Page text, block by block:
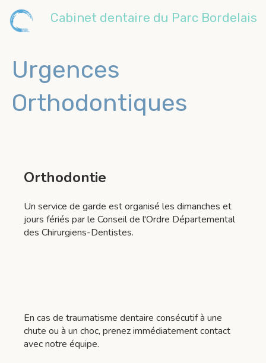
Cabinet dentaire du Parc Bordelais
Urgences
Orthodontiques
Orthodontie
Un service de garde est organisé les dimanches et
jours fériés par le Conseil de l'Ordre Départemental
des Chirurgiens-Dentistes.
En cas de traumatisme dentaire consécutif à une
chute ou à un choc, prenez immédiatement contact
avec notre équipe.